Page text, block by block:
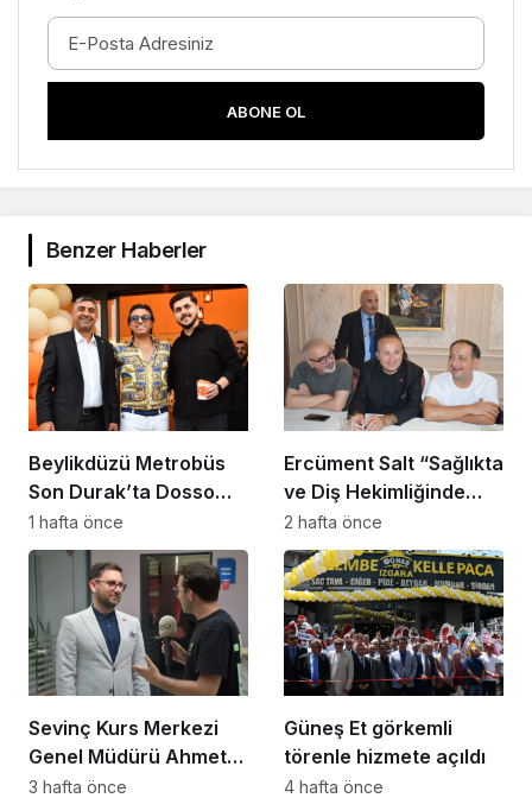
ABONE OL
Benzer Haberler
Beylikdüzü Metrobüs
Son Durak’ta Dosso
Dossi Coffee coşkusu
1 hafta önce
Ercüment Salt “Sağlıkta
ve Diş Hekimliğinde
Dünya Çok Önemli
Noktaya Geldi”
2 hafta önce
Sevinç Kurs Merkezi
Genel Müdürü Ahmet
Zeyrekmişoğlu
3 hafta önce
Güneş Et görkemli
törenle hizmete açıldı
4 hafta önce